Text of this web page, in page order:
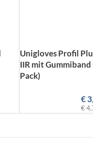
Unigloves Profil
IIR mit
Pack)
€
€